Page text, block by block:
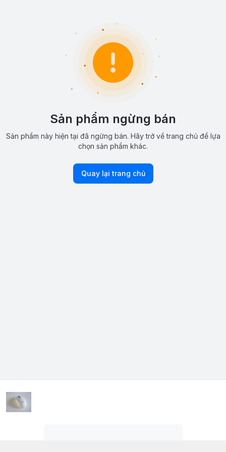
Sản phẩm ngừng bán
Sản phẩm này hiện tại đã ngừng bán. Hãy trở về trang chủ để lựa
chọn sản phẩm khác.
Quay lại trang chủ